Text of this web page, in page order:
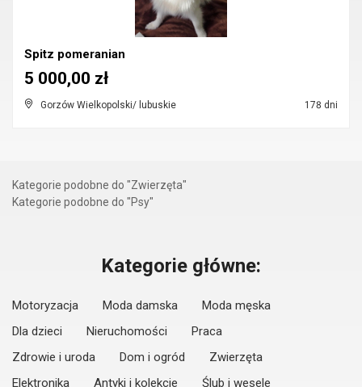
Spitz pomeranian
Gorzów Wielkopolski/ lubuskie 178 dni
5 000,00 zł
Kategorie podobne do "Zwierzęta"
Kategorie podobne do "Psy"
Kategorie główne:
Motoryzacja Moda damska
Moda męska
Dla dzieci
Nieruchomości
Praca
Zdrowie i uroda
Dom i ogród
Zwierzęta
Elektronika
Antyki i kolekcje Ślub i wesele